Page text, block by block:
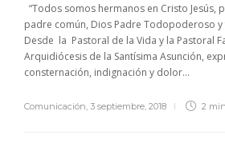
“Todos somos hermanos en Cristo Jesús,
padre común, Dios Padre Todopoderoso y
Desde la Pastoral de la Vida y la Pastoral
Arquidiócesis de la Santísima Asunción,
consternación, indignación y dolor...
Comunicación, 3 septiembre, 2018 2 min